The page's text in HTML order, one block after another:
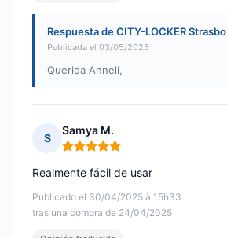
Respuesta de CITY-LOCKER
Publicada el 03/05/2025
Querida Anneli,
S
Samya M.
Nota: 5 de 5
Publicado el 30/04/2025 à 15h33
tras una compra de 24/04/2025
Realmente fácil de usar